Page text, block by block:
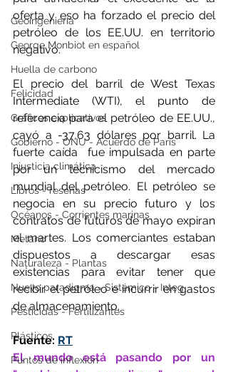
Geoingeniería
George Monbiot en español
Huella de carbono
Felicidad
Gráficos explicativos
Gobierno - ONU - Acuerdo de Paris
Injusticia climática
Libros - reseñas
Océanos - Corrientes marinas
Metano
Naturaleza - Plantas
Nuevo paradigma - Sistémico - Integ
Pesticidas - Fertilizantes
Plásticos
Puntos de inflexión
oferta y eso ha forzado el precio del
petróleo de los EE.UU. en territorio
negativo.
El precio del barril de West Texas
Intermediate (WTI), el punto de
referencia para el petróleo de EE.UU.,
cayó a -37,63 dólares por barril. La
fuerte caída  fue impulsada en parte
por un tecnicismo del mercado
mundial del petróleo. El petróleo se
negocia en su precio futuro y los
contratos de futuros de mayo expiran
el martes. Los comerciantes estaban
dispuestos a descargar esas
existencias para evitar tener que
recibir el petróleo e incurrir en gastos
de almacenamiento.
Fuente: RT
El mundo está pasando por un